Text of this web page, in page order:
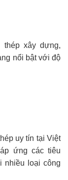
thép xây dựng,
nổi bật với độ
uy tín tại Việt
ứng các tiêu
nhiều loại công